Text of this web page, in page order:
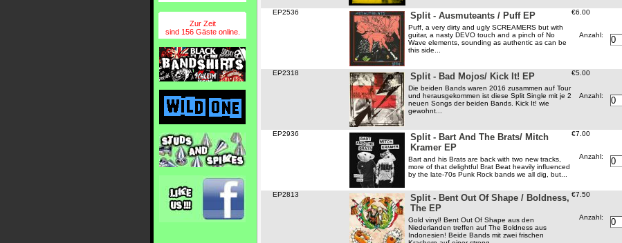
Zur Zeit
sind 156 Gäste online.
EP2536 Split - Ausmuteants / Puff EP
Puff, a very dirty and ugly SCREAMERS but with
guitar, a nasty DEVO touch and a pinch of No
Wave elements, sounding as authentic as can be
this side...
€6.00
Anzahl:
EP2318 Split - Bad Mojos/ Kick It! EP
Die beiden Bands waren 2016 zusammen auf Tour
und herausgekommen ist diese Split Single mit je 2
neuen Songs der beiden Bands. Kick It! wie
gewohnt...
€5.00
Anzahl:
EP2936
Split - Bart And The Brats/ Mitch
Kramer EP
Bart and his Brats are back with two new tracks,
more of that delightful Brat Beat heavily influenced
by the late-70s Punk Rock bands we all dig, but...
€7.00
Anzahl:
EP2813
Split - Bent Out Of Shape / Boldness,
The EP
Gold vinyl! Bent Out Of Shape aus den
Niederlanden treffen auf The Boldness aus
Indonesien! Beide Bands mit zwei frischen
€7.50
Anzahl: